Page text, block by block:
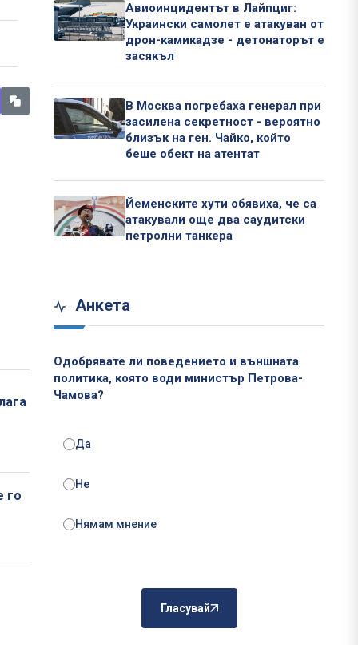
го
Авиоинцидентът в Лайпциг:
Украински самолет е атакуван от
дрон-камикадзе - детонаторът е
засякъл
В Москва погребаха генерал при
засилена секретност - вероятно
близък на ген. Чайко, който
беше обект на атентат
Йеменските хути обявиха, че са
атакували още два саудитски
петролни танкера
Анкета
Одобрявате ли поведението и външната
политика, която води министър Петрова-
Чамова?
Да
Не
Нямам мнение
Гласувай